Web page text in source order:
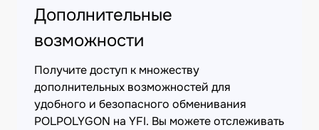
Дополнительные
возможности
Получите доступ к множеству
дополнительных возможностей для
удобного и безопасного обменивания
POLPOLYGON на YFI. Вы можете отслеживать